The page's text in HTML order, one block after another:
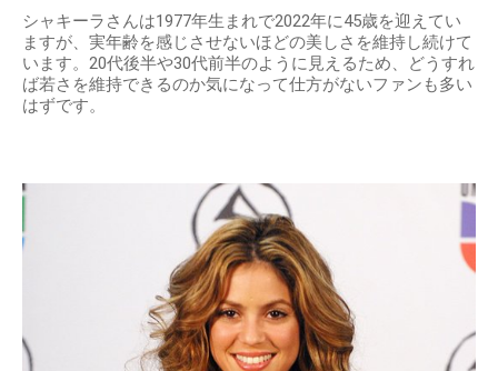
シャキーラさんは1977年生まれで2022年に45歳を迎えてい
ますが、実年齢を感じさせないほどの美しさを維持し続けて
います。20代後半や30代前半のように見えるため、どうすれ
ば若さを維持できるのか気になって仕方がないファンも多い
はずです。